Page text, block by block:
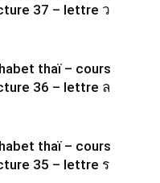
37 – lettre ว
thaï – cours
36 – lettre ล
thaï – cours
35 – lettre ร